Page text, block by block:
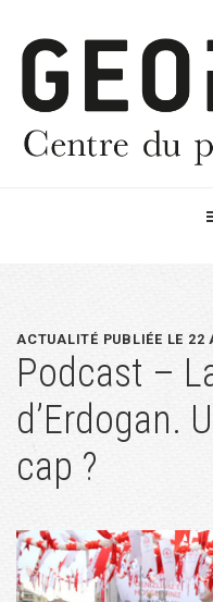
navigation
principale
contenu
principal
barre
latérale
ACTUALITÉ PUBLIÉE LE 22
Podcast –
d’Erdogan.
cap ?